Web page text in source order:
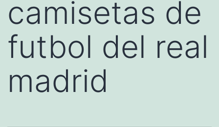
camisetas de
futbol del real
madrid